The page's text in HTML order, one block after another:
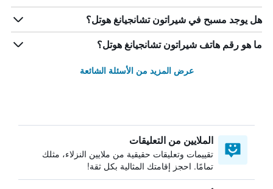
هل يوجد مسبح في شيراتون تشانجيانغ هوتل؟
ما هو رقم هاتف شيراتون تشانجيانغ هوتل؟
عرض المزيد من الأسئلة الشائعة
الملايين من التعليقات
تقييمات وتعليقات حقيقية من ملايين النزلاء، مثلك
تمامًا. احجز إقامتك المثالية بكل ثقة!